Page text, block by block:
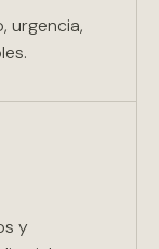
urgencia,
y